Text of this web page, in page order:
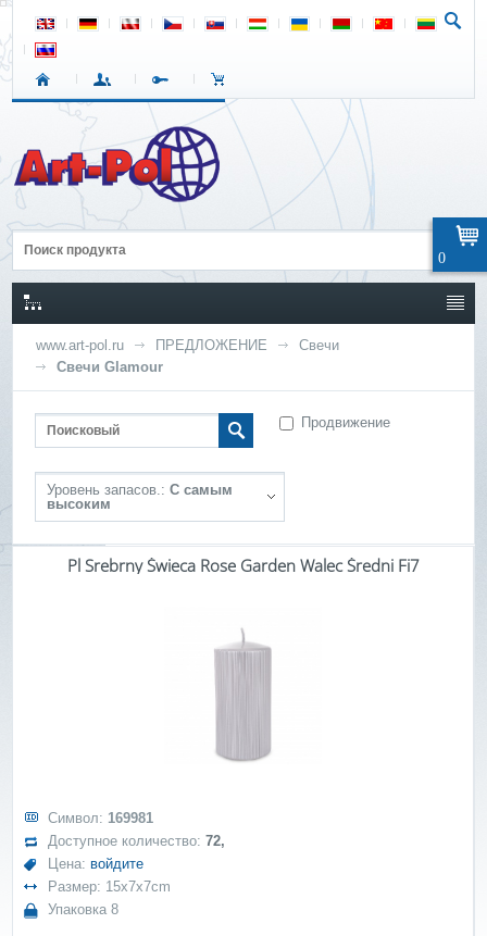
www.art-pol.ru ПРЕДЛОЖЕНИЕ
Свечи
Свечи Glamour
Продвижение
Уровень запасов.: С самым
высоким
Pl Srebrny Świeca Rose Garden Walec Średni Fi7
Символ: 169981
Доступное количество:72,
Цена: войдите
Размер: 15x7x7cm
Упаковка 8
0